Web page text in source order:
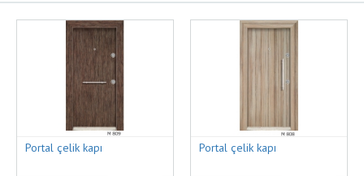
Portal çelik kapı Portal çelik kapı